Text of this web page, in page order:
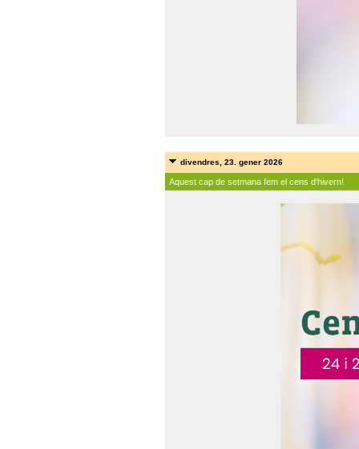
divendres, 23. gener 2026
Aquest cap de setmana fem el cens d'hivern!